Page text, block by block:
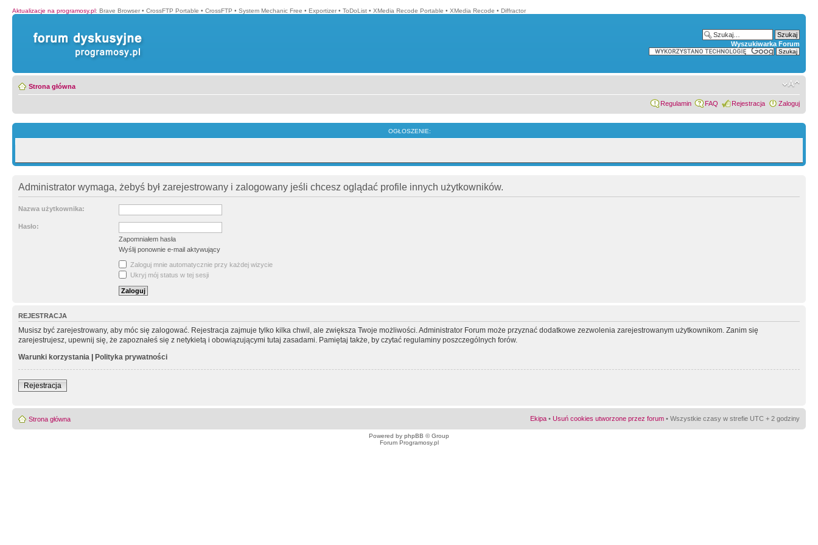
Aktualizacje na programosy.pl: Brave Browser • CrossFTP Portable • CrossFTP • System Mechanic Free • Exportizer • ToDoList • XMedia Recode Portable • XMedia Recode • Diffractor
Wyszukiwarka Forum
Strona główna
Regulamin FAQ Rejestracja Zaloguj
OGŁOSZENIE:
Administrator wymaga, żebyś był zarejestrowany i zalogowany jeśli chcesz oglądać profile innych użytkowników.
Nazwa użytkownika:
Hasło:
Zapomniałem hasła
Wyślij ponownie e-mail aktywujący
Zaloguj mnie automatycznie przy każdej wizycie
Ukryj mój status w tej sesji
REJESTRACJA
Musisz być zarejestrowany, aby móc się zalogować. Rejestracja zajmuje tylko kilka chwil, ale zwiększa Twoje możliwości. Administrator Forum może przyznać dodatkowe zezwolenia zarejestrowanym użytkownikom. Zanim się
zarejestrujesz, upewnij się, że zapoznałeś się z netykietą i obowiązującymi tutaj zasadami. Pamiętaj także, by czytać regulaminy poszczególnych forów.
Warunki korzystania | Polityka prywatności
Rejestracja
Strona główna Ekipa • Usuń cookies utworzone przez forum • Wszystkie czasy w strefie UTC + 2 godziny
Powered by phpBB © Group
Forum Programosy.pl